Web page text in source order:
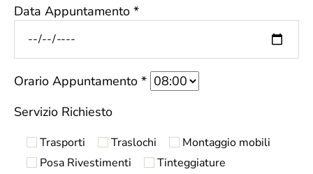
Data Appuntamento *
Orario Appuntamento *
Servizio Richiesto
Trasporti Traslochi
Montaggio mobili
Posa Rivestimenti
Tinteggiature